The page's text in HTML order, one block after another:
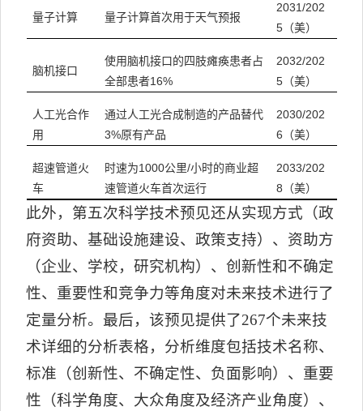
量子计算 量子计算首次用于天气预报
2031/202
5（美）
脑机接口
使用脑机接口的四肢瘫痪患者占
全部患者16%
2032/202
5（美）
人工光合作
用
通过人工光合成制造的产品替代
3%原有产品
2030/202
6（美）
超速管道火
车
时速为1000公里/小时的商业超
速管道火车首次运行
2033/202
8（美）
此外，第五次科学技术预见还从实现方式（政
府资助、基础设施建设、政策支持）、资助方
（企业、学校，研究机构）、创新性和不确定
性、重要性和竞争力等角度对未来技术进行了
定量分析。最后，该预见提供了267个未来技
术详细的分析表格，分析维度包括技术名称、
标准（创新性、不确定性、负面影响）、重要
性（科学角度、大众角度及经济产业角度）、